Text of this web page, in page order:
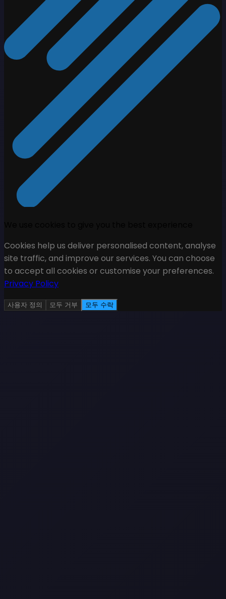
Cookies help us deliver personalised content, analyse
site traffic, and improve our services. You can choose
to accept all cookies or customise your preferences.
Privacy Policy
사용자 정의 모두 거부 모두 수락